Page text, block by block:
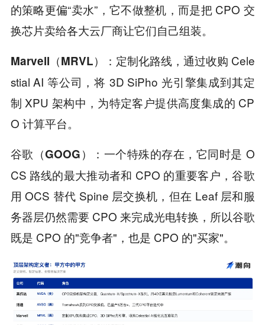
的策略更偏“卖水”，它不做整机，而是把 CPO 交
换芯片卖给各大云厂商让它们自己组装。
Marvell（MRVL）： 定制化路线，通过收购 Cele
stial AI 等公司，将 3D SiPho 光引擎集成到其定
制 XPU 架构中，为特定客户提供高度集成的 CP
O 计算平台。
谷歌（GOOG）： 一个特殊的存在，它同时是 O
CS 路线的最大推动者和 CPO 的重要客户，谷歌
用 OCS 替代 Spine 层交换机，但在 Leaf 层和服
务器层仍然需要 CPO 来完成光电转换，所以谷歌
既是 CPO 的"竞争者"，也是 CPO 的"买家"。